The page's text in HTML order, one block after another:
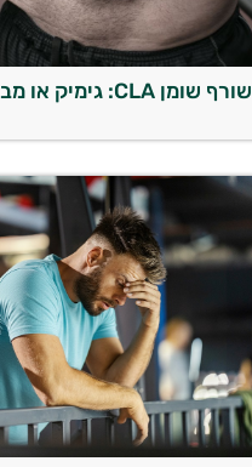
שורף שומן CLA: גימיק או מבוסס מחקרית?